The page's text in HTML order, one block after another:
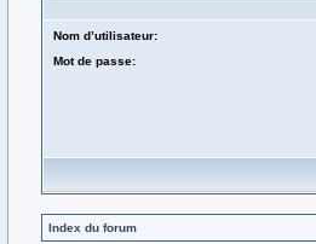
Nom d’utilisateur:
Mot de passe:
Index du forum